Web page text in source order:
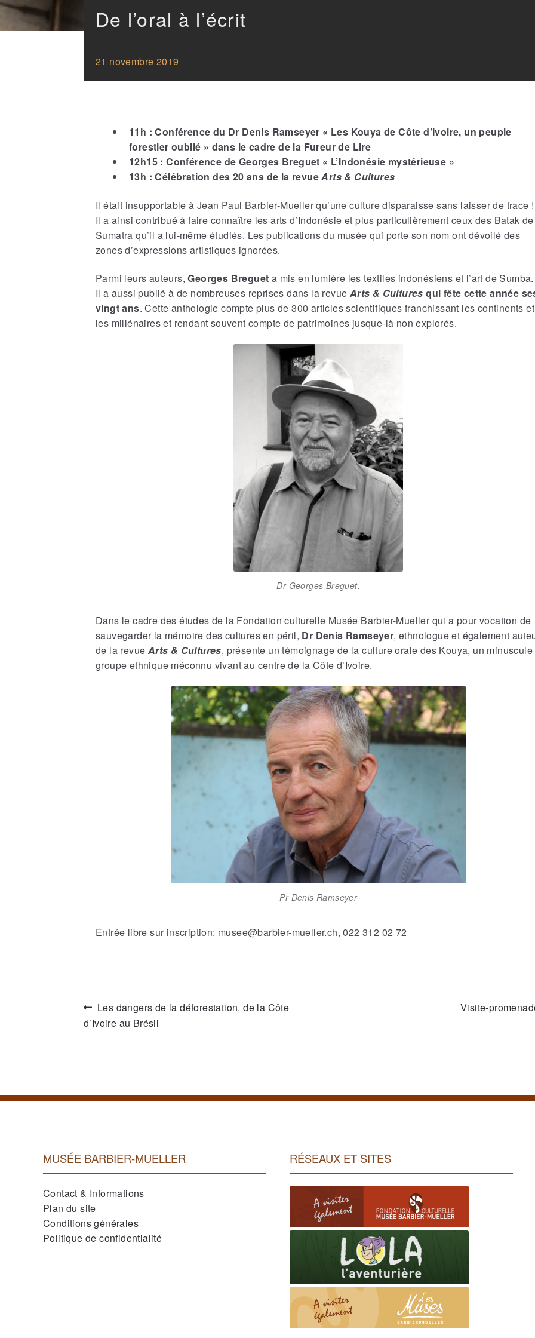
De l’oral à l’écrit
21 novembre 2019
11h : Conférence du Dr Denis Ramseyer « Les Kouya de Côte d’Ivoire, un peuple
forestier oublié » dans le cadre de la Fureur de Lire
12h15 : Conférence de Georges Breguet « L’Indonésie mystérieuse »
13h : Célébration des 20 ans de la revueArts & Cultures
Il était insupportable à Jean Paul Barbier-Mueller qu’une culture disparaisse sans laisser de trace !
Il a ainsi contribué à faire connaître les arts d’Indonésie et plus particulièrement ceux des Batak de
Sumatra qu’il a lui-même étudiés. Les publications du musée qui porte son nom ont dévoilé des
zones d’expressions artistiques ignorées.
Parmi leurs auteurs,Georges Breguet a mis en lumière les textiles indonésiens et l’art de Sumba.
Il a aussi publié à de nombreuses reprises dans la revue Arts & Cultures qui fête cette année
vingt ans. Cette anthologie compte plus de 300 articles scientifiques franchissant les continents et
les millénaires et rendant souvent compte de patrimoines jusque-là non explorés.
Dr Georges Breguet.
Dans le cadre des études de la Fondation culturelle Musée Barbier-Mueller qui a pour vocation de
sauvegarder la mémoire des cultures en péril, Dr Denis Ramseyer, ethnologue et également
de la revue Arts & Cultures, présente un témoignage de la culture orale des Kouya, un minuscule
groupe ethnique méconnu vivant au centre de la Côte d’Ivoire.
Pr Denis Ramseyer
Entrée libre sur inscription: musee@barbier-mueller.ch, 022 312 02 72
Les dangers de la déforestation, de la Côte
d’Ivoire au Brésil
Visite-
MUSÉE BARBIER-MUELLER
Contact & Informations
Plan du site
Conditions générales
Politique de confidentialité
RÉSEAUX ET SITES